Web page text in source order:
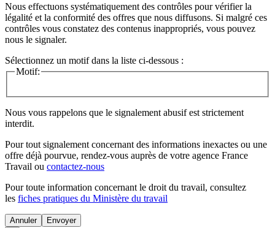
Nous effectuons systématiquement des contrôles pour vérifier la
légalité et la conformité des offres que nous diffusons. Si malgré ces
contrôles vous constatez des contenus inappropriés, vous pouvez
nous le signaler.
Sélectionnez un motif dans la liste ci-dessous :
Motif:
Nous vous rappelons que le signalement abusif est strictement
interdit.
Pour tout signalement concernant des informations inexactes ou une
offre déjà pourvue, rendez-vous auprès de votre agence France
Travail ou contactez-nous
Pour toute information concernant le droit du travail, consultez
les fiches pratiques du Ministère du travail
Annuler